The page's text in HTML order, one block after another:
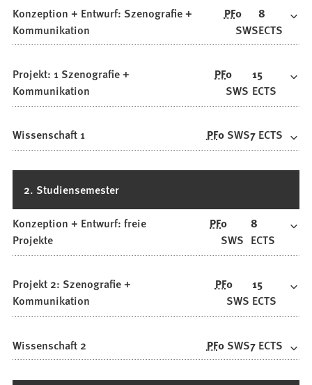
Konzeption + Entwurf: Szenografie +
Kommunikation
PF0
SWS
8
ECTS
Projekt: 1 Szenografie +
Kommunikation
PF0
SWS
15
ECTS
Wissenschaft 1 PF0 SWS7 ECTS
2. Studiensemester
Konzeption + Entwurf: freie
Projekte
PF0
SWS
8
ECTS
Projekt 2: Szenografie +
Kommunikation
PF0
SWS
15
ECTS
Wissenschaft 2 PF0 SWS7 ECTS